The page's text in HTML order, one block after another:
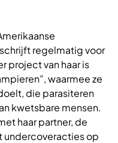
regelmatig voor
project van haar is
waarmee ze
die parasiteren
kwetsbare mensen.
haar partner, de
undercoveracties op